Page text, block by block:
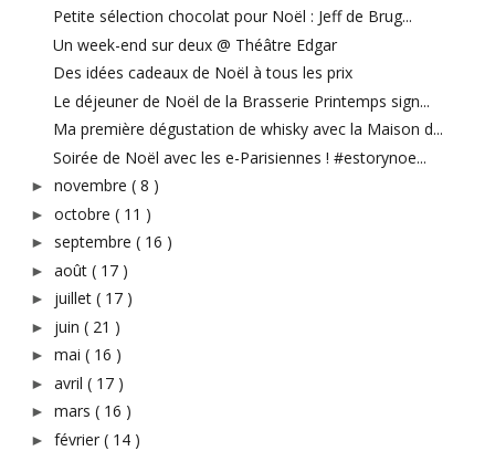
Petite sélection chocolat pour Noël : Jeff de Brug...
Un week-end sur deux @ Théâtre Edgar
Des idées cadeaux de Noël à tous les prix
Le déjeuner de Noël de la Brasserie Printemps sign...
Ma première dégustation de whisky avec la Maison d...
Soirée de Noël avec les e-Parisiennes ! #estorynoe...
► novembre ( 8 )
► octobre ( 11 )
► septembre ( 16 )
► août ( 17 )
► juillet ( 17 )
► juin ( 21 )
► mai ( 16 )
► avril ( 17 )
► mars ( 16 )
► février ( 14 )